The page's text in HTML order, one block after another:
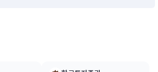
+ (Call × 10%)[모투자신탁의 투자전략]
장환경의 불확실성 요인 변화에 따른 시장변